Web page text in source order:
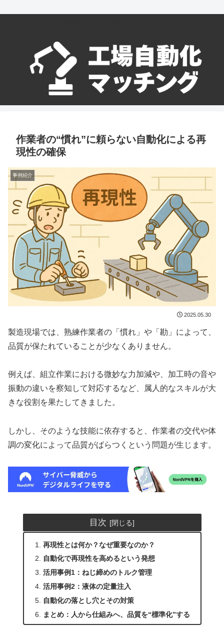
作業者の“慣れ”に頼らない自動化による再
現性の確保
事例紹介
2025.05.30
製造現場では、熟練作業者の「慣れ」や「勘」によって、
品質が保たれていることが少なくありません。
例えば、組立作業における微妙な力加減や、加工時の音や
振動の違いを察知して対応するなど、属人的なスキルが大
きな役割を果たしてきました。
しかし、そのような技能に依存すると、作業者の交代や体
調の変化によって品質がばらつくという問題が生じます。
目次
再現性とは何か？なぜ重要なのか？
自動化で再現性を高めるという発想
活用事例1：ねじ締めのトルク管理
活用事例2：液体の定量注入
自動化の落とし穴とその対策
まとめ：人から仕組みへ、品質を“標準化”する